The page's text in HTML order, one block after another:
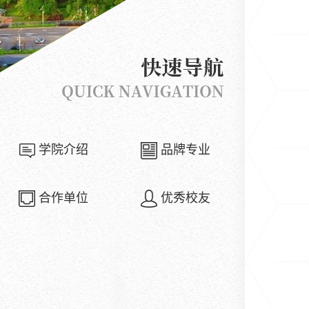
学院介绍 品牌专业
合作单位 优秀校友